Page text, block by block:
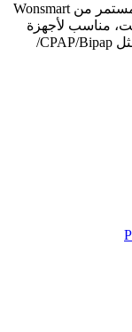
منفاخ طبي صغير بدون فرشاة يعمل بالتيار المستمر من Wonsmart
وقوة 7 كيلو باسكال وجهد 24 فولت، مناسب لأجهزة
الوسادة الهوائية/خلايا الوقود/المعدات الطبية مثل CPAP/Bipap/